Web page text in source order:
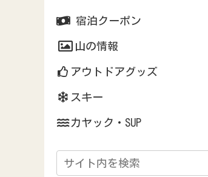
宿泊クーポン
山の情報
アウトドアグッズ
スキー
カヤック・SUP